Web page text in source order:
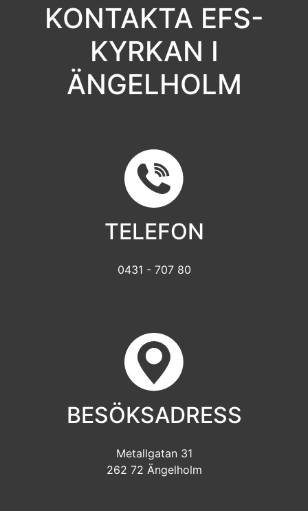
KONTAKTA EFS-
KYRKAN I
ÄNGELHOLM
TELEFON
0431 - 707 80
BESÖKSADRESS
Metallgatan 31
262 72 Ängelholm